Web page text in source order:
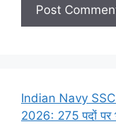
Indian Navy
2026: 275 पदों पर